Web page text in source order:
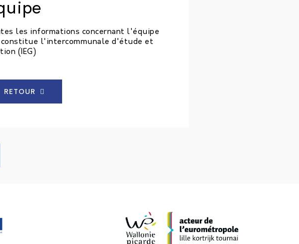
les informations concernant l'équipe
l'intercommunale d'étude et
(IEG)
RETOUR